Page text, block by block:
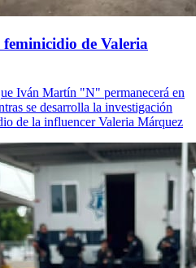
de Valeria
Iván Martín "N" permanecerá en
se desarrolla la investigación
de la influencer Valeria Márquez